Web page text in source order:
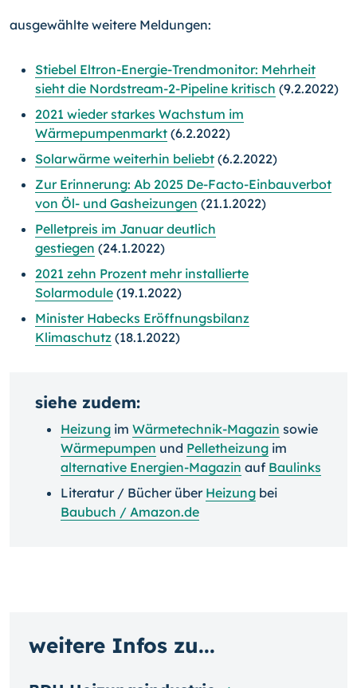
ausgewählte weitere Meldungen:
Stiebel Eltron-Energie-Trendmonitor: Mehrheit
sieht die Nordstream-2-Pipeline kritisch (9.2.2022)
2021 wieder starkes Wachstum im
Wärmepumpenmarkt (6.2.2022)
Solarwärme weiterhin beliebt (6.2.2022)
Zur Erinnerung: Ab 2025 De-Facto-Einbauverbot
von Öl- und Gasheizungen (21.1.2022)
Pelletpreis im Januar deutlich
gestiegen (24.1.2022)
2021 zehn Prozent mehr installierte
Solarmodule (19.1.2022)
Minister Habecks Eröffnungsbilanz
Klimaschutz (18.1.2022)
siehe zudem:
Heizung im Wärmetechnik-Magazin sowie
Wärmepumpen und Pelletheizung im
alternative Energien-Magazin auf Baulinks
Literatur / Bücher über Heizung bei
Baubuch / Amazon.de
weitere Infos zu...